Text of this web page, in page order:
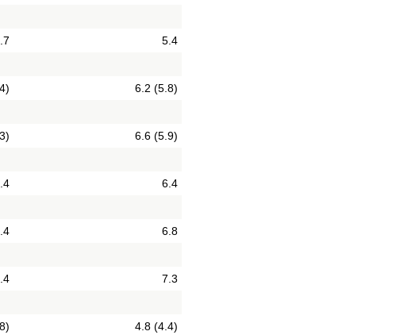
5.4
6.2 (5.8)
6.6 (5.9)
6.4
6.8
7.3
4.8 (4.4)